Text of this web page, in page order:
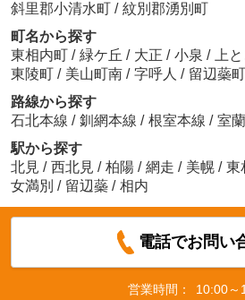
斜里郡小清水町 / 紋別郡湧別町
町名から探す
東相内町 / 緑ケ丘 / 大正 / 小泉 / 上
東陵町 / 美山町南 / 字呼人 / 留辺蘂
路線から探す
石北本線 / 釧網本線 / 根室本線 / 室
駅から探す
北見 / 西北見 / 柏陽 / 網走 / 美幌 / 東
女満別 / 留辺蘂 / 相内
電話でお問い
営業時間：
10:00～